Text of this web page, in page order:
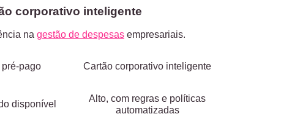
corporativo inteligente
na gestão de despesasempresariais.
pago Cartão corporativo inteligente
disponível
Alto, com regras e políticas
automatizadas